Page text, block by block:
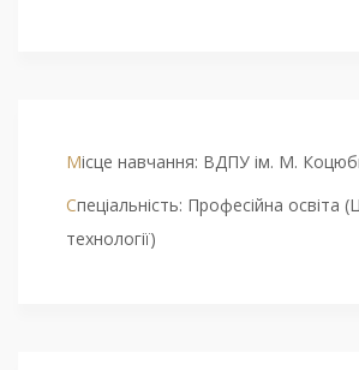
Місце навчання: ВДПУ ім. М.
Спеціальність: Професійна освіта (Цифрові
технології)